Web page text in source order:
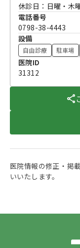
休診日：日曜・木
電話番号
0798-38-4443
設備
自由診療 駐車場
医院ID
31312
医院情報の修正・掲
いいたします。